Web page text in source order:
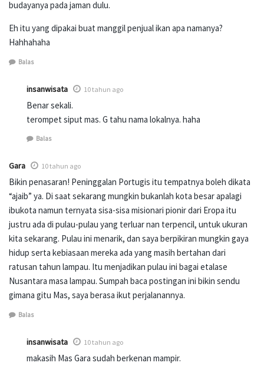
budayanya pada jaman dulu.
Eh itu yang dipakai buat manggil penjual ikan apa namanya?
Hahhahaha
Balas
insanwisata 10 tahun ago
Benar sekali.
terompet siput mas. G tahu nama lokalnya. haha
Balas
Gara 10 tahun ago
Bikin penasaran! Peninggalan Portugis itu tempatnya boleh dikata
“ajaib” ya. Di saat sekarang mungkin bukanlah kota besar apalagi
ibukota namun ternyata sisa-sisa misionari pionir dari Eropa itu
justru ada di pulau-pulau yang terluar nan terpencil, untuk ukuran
kita sekarang. Pulau ini menarik, dan saya berpikiran mungkin gaya
hidup serta kebiasaan mereka ada yang masih bertahan dari
ratusan tahun lampau. Itu menjadikan pulau ini bagai etalase
Nusantara masa lampau. Sumpah baca postingan ini bikin sendu
gimana gitu Mas, saya berasa ikut perjalanannya.
Balas
insanwisata 10 tahun ago
makasih Mas Gara sudah berkenan mampir.